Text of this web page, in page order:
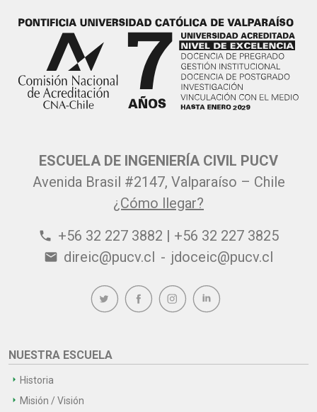
ESCUELA DE INGENIERÍA CIVIL PUCV
Avenida Brasil #2147, Valparaíso – Chile
¿Cómo llegar?
phone +56 32 227 3882 | +56 32 227 3825
email direic@pucv.cl - jdoceic@pucv.cl
NUESTRA ESCUELA
Historia
Misión / Visión